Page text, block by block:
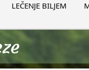
LEČENJE BILJEM